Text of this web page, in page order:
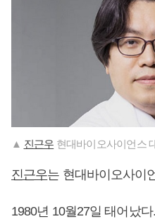
▲ 진근우 현대바이오사이언스
진근우는 현대바이오사이
1980년 10월27일 태어났다.